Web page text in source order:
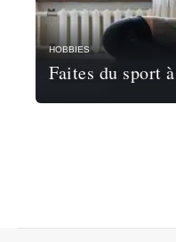
HOBBIES
Faites du sport